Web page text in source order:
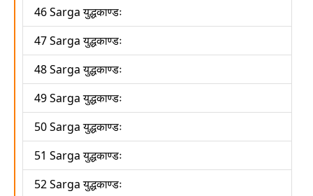
46 Sarga युद्धकाण्डः
47 Sarga युद्धकाण्डः
48 Sarga युद्धकाण्डः
49 Sarga युद्धकाण्डः
50 Sarga युद्धकाण्डः
51 Sarga युद्धकाण्डः
52 Sarga युद्धकाण्डः